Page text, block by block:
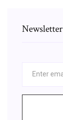
Newsletter